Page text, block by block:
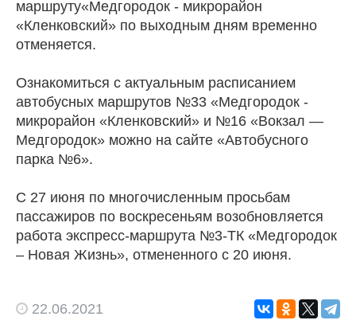
маршруту«Медгородок - микрорайон
«Кленковский» по выходным дням временно
отменяется.
Ознакомиться с актуальным расписанием
автобусных маршрутов №33 «Медгородок -
микрорайон «Кленковский» и №16 «Вокзал —
Медгородок» можно на сайте «Автобусного
парка №6».
С 27 июня по многочисленным просьбам
пассажиров по воскресеньям возобновляется
работа экспресс-маршрута №3-ТК «Медгородок
– Новая Жизнь», отмененного с 20 июня.
22.06.2021